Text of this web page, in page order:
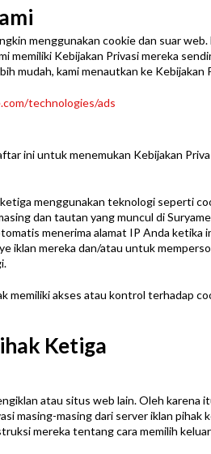
menggunakan cookie dan suar
memiliki Kebijakan Privasi mereka
mudah, kami menautkan ke Kebijakan
technologies/ads
ini untuk menemukan Kebijakan
menggunakan teknologi seperti
dan tautan yang muncul di
menerima alamat IP Anda ketika
iklan mereka dan/atau untuk
memiliki akses atau kontrol terhadap
Ketiga
atau situs web lain. Oleh karena
masing-masing dari server iklan pihak
mereka tentang cara memilih